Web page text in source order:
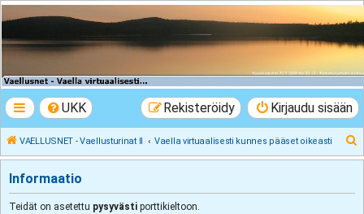
VAELLUSNET -
Vaellusturinat II
UKK Kirjaudu sisään
Rekisteröidy
VAELLUSNET - Vaellusturinat II Vaella virtuaalisesti kunnes pääset oikeasti
t
Informaatio
Teidät on asetettu pysyvästi porttikieltoon.